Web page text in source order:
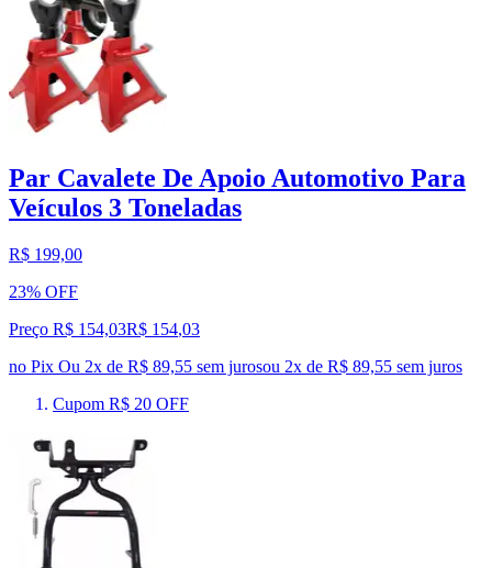
Par Cavalete De Apoio Automotivo Para
Veículos 3 Toneladas
R$ 199,00
23% OFF
Preço R$ 154,03R$ 154,03
no Pix Ou 2x de R$ 89,55 sem jurosou 2x de R$ 89,55 sem juros
Cupom R$ 20 OFF